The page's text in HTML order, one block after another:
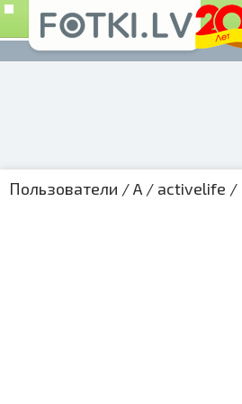
Пользователи /A / activelife /